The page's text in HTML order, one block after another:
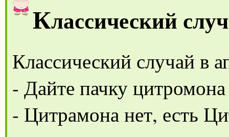
Классический
Классический случай в
- Дайте пачку цитромона
- Цитрамона нет, есть